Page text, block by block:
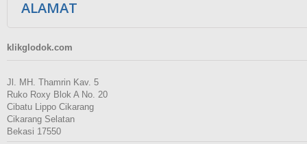
ALAMAT
klikglodok.com
Jl. MH. Thamrin Kav. 5
Ruko Roxy Blok A No. 20
Cibatu Lippo Cikarang
Cikarang Selatan
Bekasi 17550